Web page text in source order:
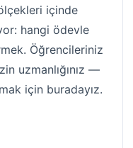
içinde
hangi ödevle
Öğrencileriniz
uzmanlığınız —
için buradayız.